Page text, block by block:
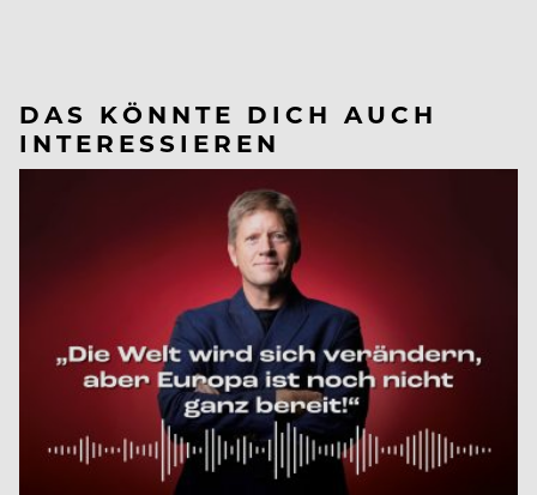
DAS KÖNNTE DICH AUCH
INTERESSIEREN